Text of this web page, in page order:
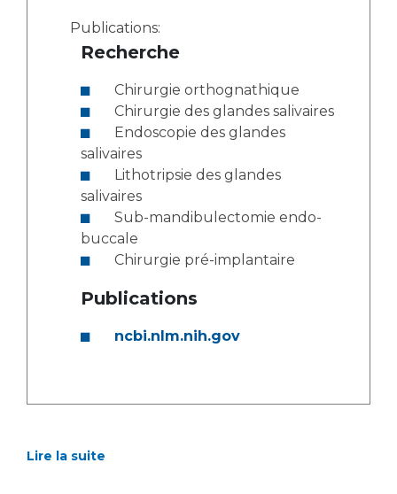
Publications:
Recherche
Chirurgie orthognathique
Chirurgie des glandes salivaires
salivaires
salivaires
buccale
Chirurgie pré-implantaire
Publications
ncbi.nlm.nih.gov
Lire la suite